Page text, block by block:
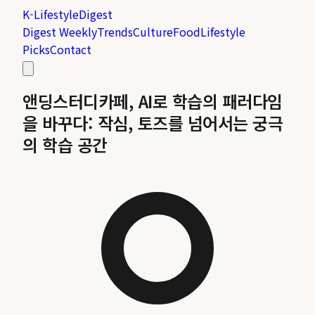
K-LifestyleDigest
Digest WeeklyTrendsCultureFoodLifestyle
PicksContact
앤딩스터디카페, AI로 학습의 패러다임
을 바꾸다: 작심, 토즈를 넘어서는 궁극
의 학습 공간